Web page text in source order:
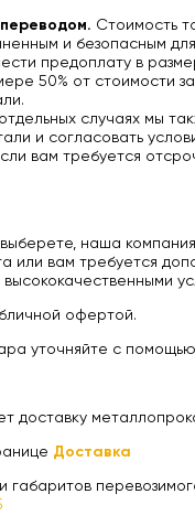
Стоимость
и безопасным
предоплату в
50% от стоимости
случаях мы
и согласовать
вам требуется
наша
или вам требуется
офертой.
уточняйте с
доставку
Доставка
габаритов